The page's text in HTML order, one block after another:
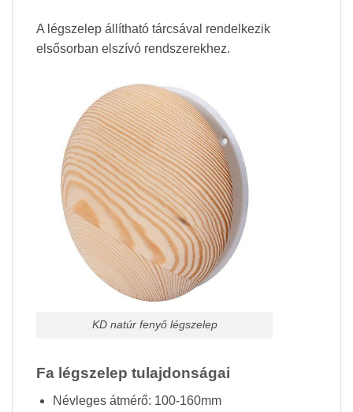
A légszelep állítható tárcsával rendelkezik
elsősorban elszívó rendszerekhez.
KD natúr fenyő légszelep
Fa légszelep tulajdonságai
Névleges átmérő: 100-160mm